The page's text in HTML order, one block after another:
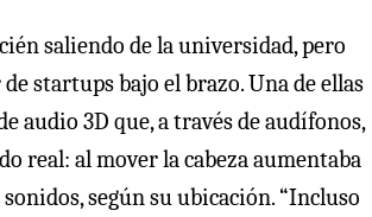
saliendo de la universidad, pero
startups bajo el brazo. Una de ellas
audio 3D que, a través de audífonos,
real: al mover la cabeza aumentaba
según su ubicación. “Incluso